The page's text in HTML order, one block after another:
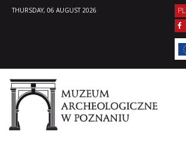
THURSDAY, 06 AUGUST 2026 PL